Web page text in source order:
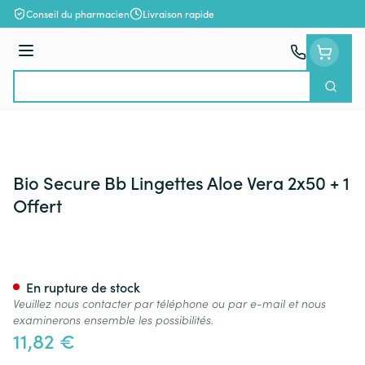
Aller au contenu
Conseil du pharmacien Livraison rapide
Menu
Bio Secure Bb Lingettes Aloe Vera 2x50 + 1
Offert
11,82 €
En rupture de stock
Veuillez nous contacter par téléphone ou par e-mail et nous
examinerons ensemble les possibilités.